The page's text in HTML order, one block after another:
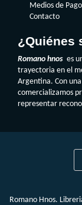
Medios de Pago
Contacto
¿Quiénes
Romano hnos es
trayectoria en el
Argentina. Con
comercializamos
representar
Romano Hnos.